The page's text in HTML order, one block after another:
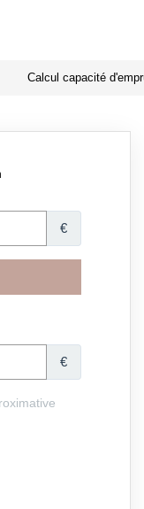
Calcul capacité